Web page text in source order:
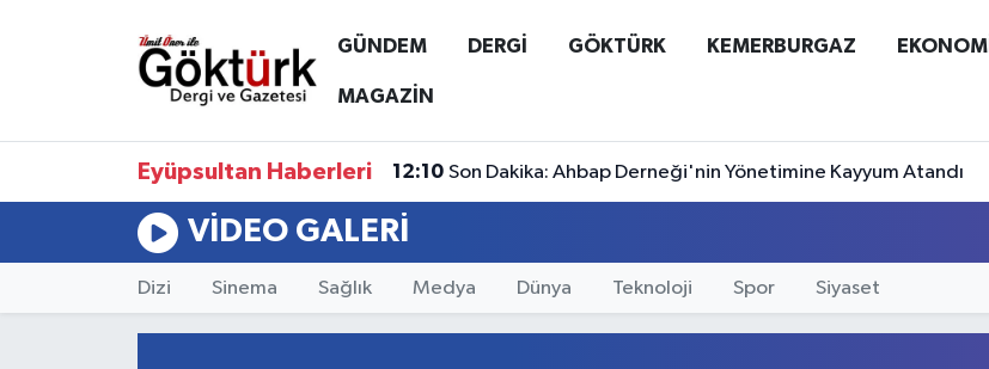
GÜNDEM DERGİ GÖKTÜRK KEMERBURGAZ EKONOMİ
MAGAZİN
Eyüpsultan Haberleri 12:10 Son Dakika: Ahbap Derneği'nin Yönetimine Kayyum Atandı
VIDEO GALERI
Dizi Sinema Sağlık Medya Dünya Teknoloji Spor Siyaset
Anne Çocuk
EĞİTİM
Eyüpsultan Hava Durumu
Süper Lig Puan Durumu ve Fikstür
Son Dakika Haberleri